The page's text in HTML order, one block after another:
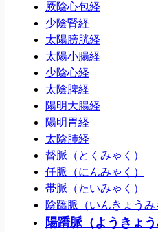
厥陰心包経
少陰腎経
太陽膀胱経
太陽小腸経
少陰心経
太陰脾経
陽明大腸経
陽明胃経
太陰肺経
督脈（とくみゃく）
任脈（にんみゃく）
帯脈（たいみゃく）
陰蹻脈（いんきょうみ
陽蹻脈（ようきょう